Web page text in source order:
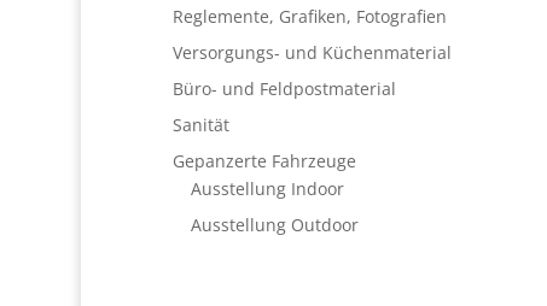
Reglemente, Grafiken, Fotografien
Versorgungs- und Küchenmaterial
Büro- und Feldpostmaterial
Sanität
Gepanzerte Fahrzeuge
Ausstellung Indoor
Ausstellung Outdoor